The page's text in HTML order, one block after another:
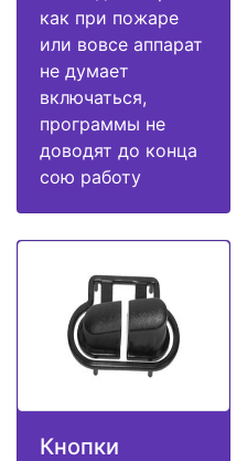
как при пожаре
или вовсе аппарат
не думает
включаться,
программы не
доводят до конца
сою работу
Кнопки